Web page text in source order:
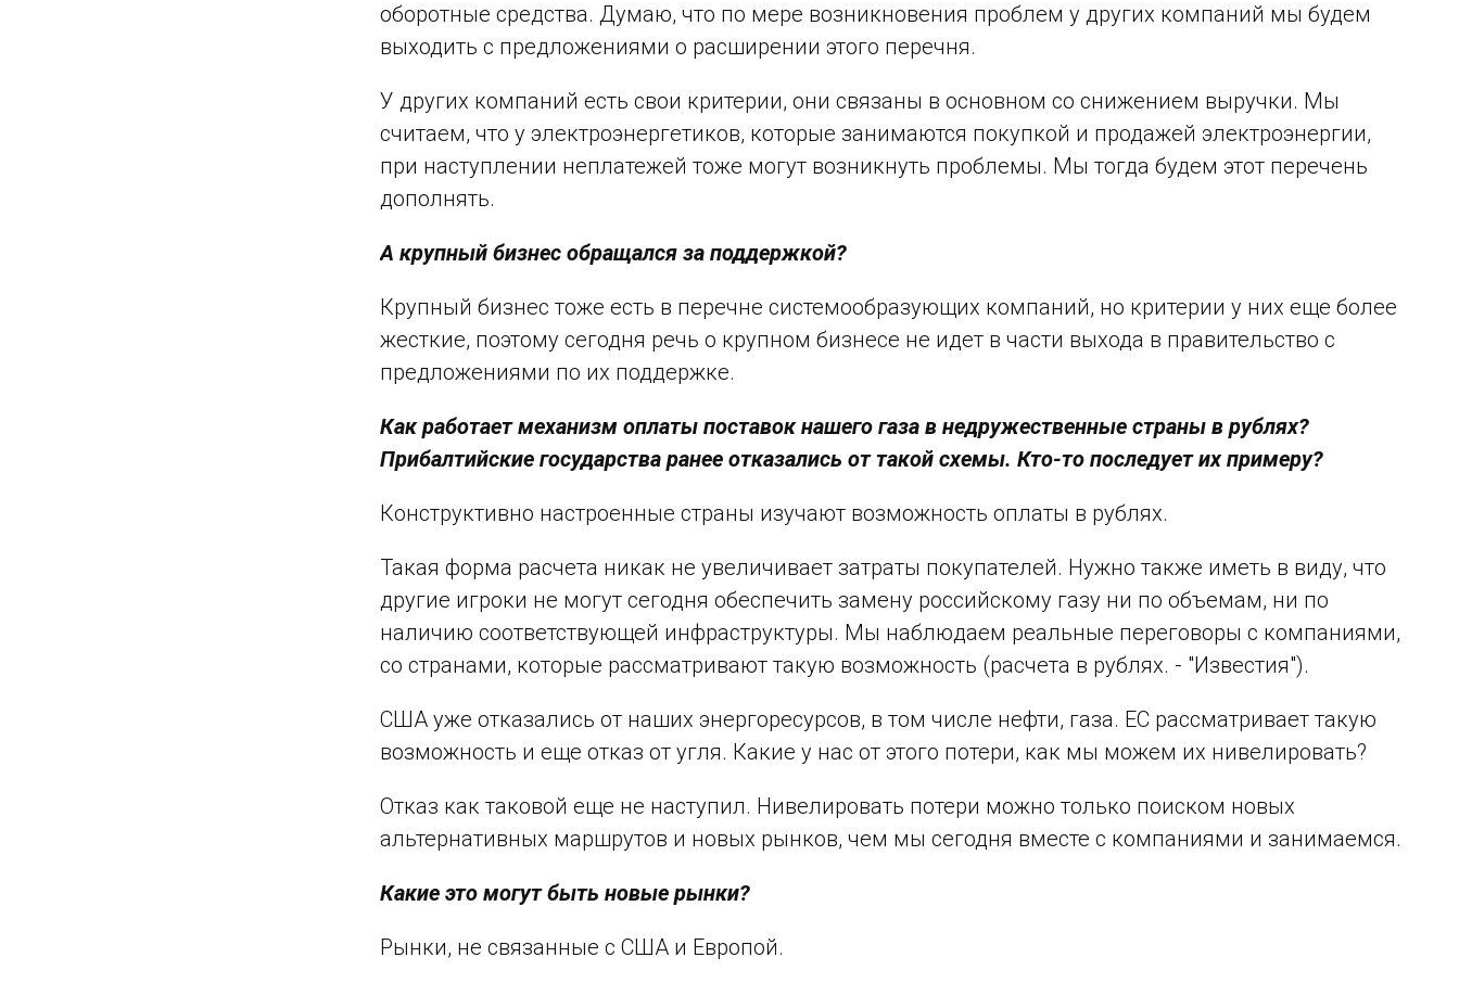
оборотные средства. Думаю, что по мере возникновения проблем у других компаний мы будем
выходить с предложениями о расширении этого перечня.
У других компаний есть свои критерии, они связаны в основном со снижением выручки. Мы
считаем, что у электроэнергетиков, которые занимаются покупкой и продажей электроэнергии,
при наступлении неплатежей тоже могут возникнуть проблемы. Мы тогда будем этот перечень
дополнять.
А крупный бизнес обращался за поддержкой?
Крупный бизнес тоже есть в перечне системообразующих компаний, но критерии у них еще более
жесткие, поэтому сегодня речь о крупном бизнесе не идет в части выхода в правительство с
предложениями по их поддержке.
Как работает механизм оплаты поставок нашего газа в недружественные страны в рублях?
Прибалтийские государства ранее отказались от такой схемы. Кто-то последует их примеру?
Конструктивно настроенные страны изучают возможность оплаты в рублях.
Такая форма расчета никак не увеличивает затраты покупателей. Нужно также иметь в виду, что
другие игроки не могут сегодня обеспечить замену российскому газу ни по объемам, ни по
наличию соответствующей инфраструктуры. Мы наблюдаем реальные переговоры с компаниями,
со странами, которые рассматривают такую возможность (расчета в рублях. - "Известия").
США уже отказались от наших энергоресурсов, в том числе нефти, газа. ЕС рассматривает такую
возможность и еще отказ от угля. Какие у нас от этого потери, как мы можем их нивелировать?
Отказ как таковой еще не наступил. Нивелировать потери можно только поиском новых
альтернативных маршрутов и новых рынков, чем мы сегодня вместе с компаниями и занимаемся.
Какие это могут быть новые рынки?
Рынки, не связанные с США и Европой.